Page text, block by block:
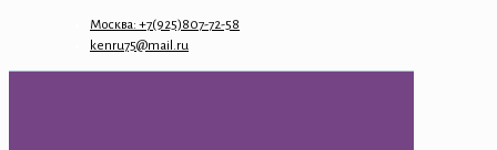
Москва: +7(925)807-72-58
kenru75@mail.ru